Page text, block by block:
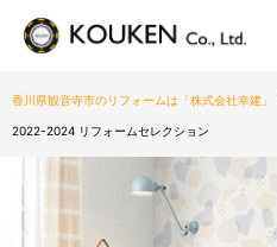
香川県観音寺市のリフォームは「株式会社幸建」
2022-2024 リフォームセレクション